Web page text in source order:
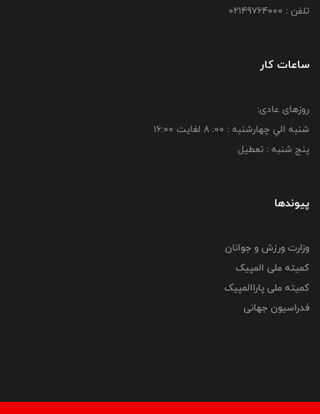
تلفن : 02149764000
ساعات کار
روزهای عادی:
شنبه الي چهارشنبه : 00: 8 لغايت 16:00
پنج شنبه : تعطیل
پیوندها
وزارت ورزش و جوانان
کمیته ملی المپیک
کمیته ملی پاراالمپیک
فدراسیون جهانی